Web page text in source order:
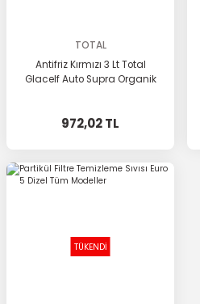
TOTAL
Antifriz Kırmızı 3 Lt Total
Glacelf Auto Supra Organik
972,02 TL
TÜKENDİ